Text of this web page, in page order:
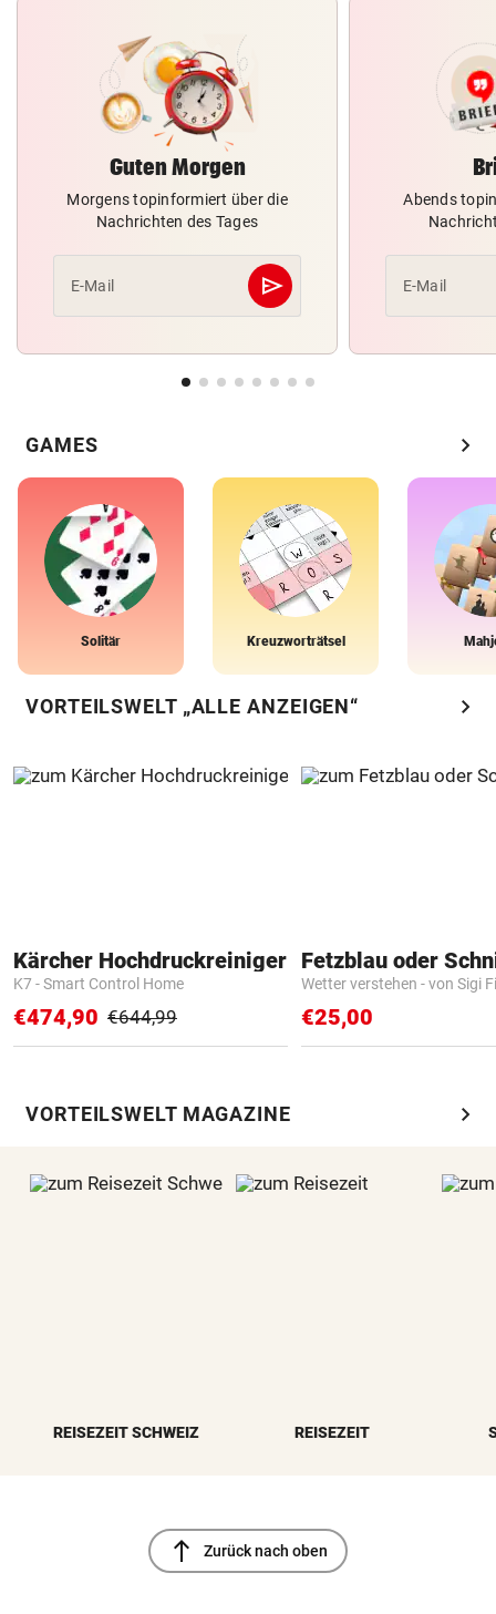
Guten Morgen
Morgens topinformiert über die
Nachrichten des Tages
E-Mail send
Abschicken
Abends
E-Mail
GAMES chevron_right
Solitär Kreuzworträtsel
VORTEILSWELT „ALLE ANZEIGEN“ chevron_right
Kärcher Hochdruckreiniger
K7 - Smart Control Home
€474,90 €644,99
Fetzblau oder
Wetter verstehen - von Sigi
€25,00
VORTEILSWELT MAGAZINE chevron_right
REISEZEIT SCHWEIZ REISEZEIT
north Zurück nach oben